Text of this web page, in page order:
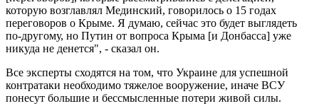
которую возглавлял Мединский, говорилось о 15 годах
переговоров о Крыме. Я думаю, сейчас это будет выглядеть
по-другому, но Путин от вопроса Крыма [и Донбасса] уже
никуда не денется", - сказал он.
Все эксперты сходятся на том, что Украине для успешной
контратаки необходимо тяжелое вооружение, иначе ВСУ
понесут большие и бессмысленные потери живой силы.